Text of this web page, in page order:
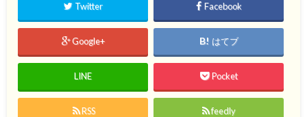
Twitter Facebook
Google+ はてブ
LINE Pocket
RSS feedly